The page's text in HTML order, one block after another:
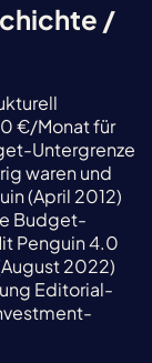
/
€/Monat für
Untergrenze
waren und
(April 2012)
Budget-
Penguin 4.0
2022)
Editorial-